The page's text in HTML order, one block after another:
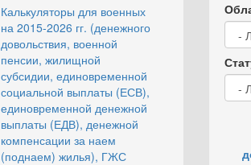
Калькуляторы для военных
на 2015-2026 гг. (денежного
довольствия, военной
пенсии, жилищной
субсидии, единовременной
социальной выплаты (ЕСВ),
единовременной денежной
выплаты (ЕДВ), денежной
компенсации за наем
(поднаем) жилья), ГЖС